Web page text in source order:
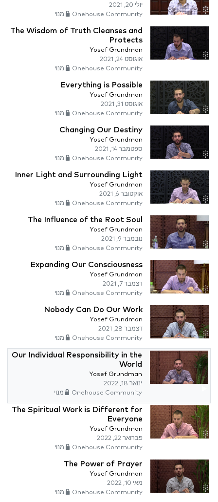
יולי 20, 2021
Onehouse Community מנוי
The Wisdom of Truth Cleanses and
Protects
Yosef Grundman
אוגוסט 24, 2021
Onehouse Community מנוי
Everything is Possible
Yosef Grundman
אוגוסט 31, 2021
Onehouse Community מנוי
Changing Our Destiny
Yosef Grundman
ספטמבר 14, 2021
Onehouse Community מנוי
Inner Light and Surrounding Light
Yosef Grundman
אוקטובר 6, 2021
Onehouse Community מנוי
The Influence of the Root Soul
Yosef Grundman
נובמבר 9, 2021
Onehouse Community מנוי
Expanding Our Consciousness
Yosef Grundman
דצמבר 7, 2021
Onehouse Community מנוי
Nobody Can Do Our Work
Yosef Grundman
דצמבר 28, 2021
Onehouse Community מנוי
Our Individual Responsibility in the
World
Yosef Grundman
ינואר 18, 2022
Onehouse Community מנוי
The Spiritual Work is Different for
Everyone
Yosef Grundman
פברואר 22, 2022
Onehouse Community מנוי
The Power of Prayer
Yosef Grundman
מאי 10, 2022
Onehouse Community מנוי